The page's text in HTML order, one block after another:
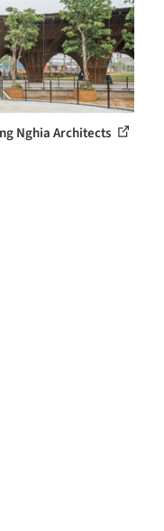
Nghia Architects